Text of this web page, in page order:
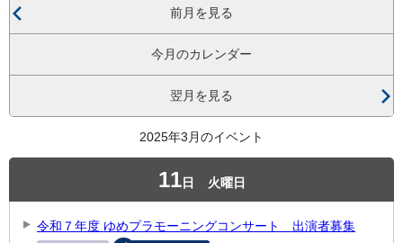
前月を見る
今月のカレンダー
翌月を見る
2025年3月のイベント
11日 火曜日
令和７年度 ゆめプラモーニングコンサート 出演者募集